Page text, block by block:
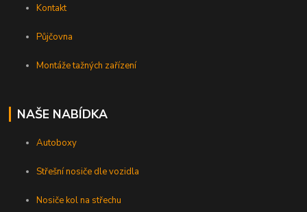
Kontakt
Půjčovna
Montáže tažných zařízení
NAŠE NABÍDKA
Autoboxy
Střešní nosiče dle vozidla
Nosiče kol na střechu